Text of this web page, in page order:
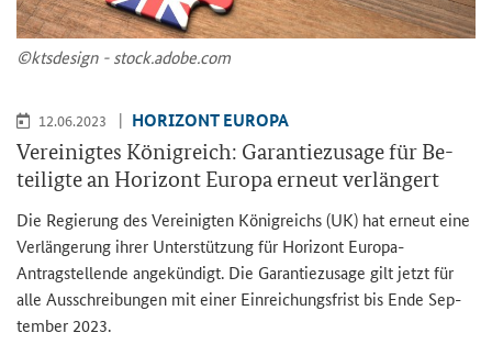
©kts­de­sign - stock.adobe.com
12.06.2023 HO­RI­ZONT EU­RO­PA
Ver­ei­nig­tes Kö­nig­reich: Ga­ran­tie­zu­sa­ge für Be­
tei­lig­te an Ho­ri­zont Eu­ro­pa er­neut ver­län­gert
Die Re­gie­rung des Ver­ei­nig­ten Kö­nig­reichs (UK) hat er­neut eine
Ver­län­ge­rung ihrer Un­ter­stüt­zung für Ho­ri­zont Europa-​
Antragstellende an­ge­kün­digt. Die Ga­ran­tie­zu­sa­ge gilt jetzt für
alle Aus­schrei­bun­gen mit einer Ein­rei­chungs­frist bis Ende Sep­
tem­ber 2023.